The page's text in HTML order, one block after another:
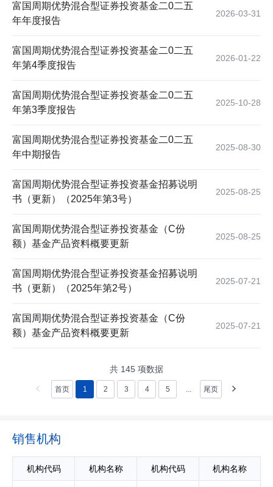
富国周期优势混合型证券投资基金二0二五
年年度报告
2026-03-31
富国周期优势混合型证券投资基金二0二五
年第4季度报告
2026-01-22
富国周期优势混合型证券投资基金二0二五
年第3季度报告
2025-10-28
富国周期优势混合型证券投资基金二0二五
年中期报告
2025-08-30
富国周期优势混合型证券投资基金招募说明
书（更新）（2025年第3号）
2025-08-25
富国周期优势混合型证券投资基金（C份
额）基金产品资料概要更新
2025-08-25
富国周期优势混合型证券投资基金招募说明
书（更新）（2025年第2号）
2025-07-21
富国周期优势混合型证券投资基金（C份
额）基金产品资料概要更新
2025-07-21
共 145 项数据
首页 1 2 3 4 5 ... 尾页
销售机构
机构代码 机构名称 机构代码 机构名称